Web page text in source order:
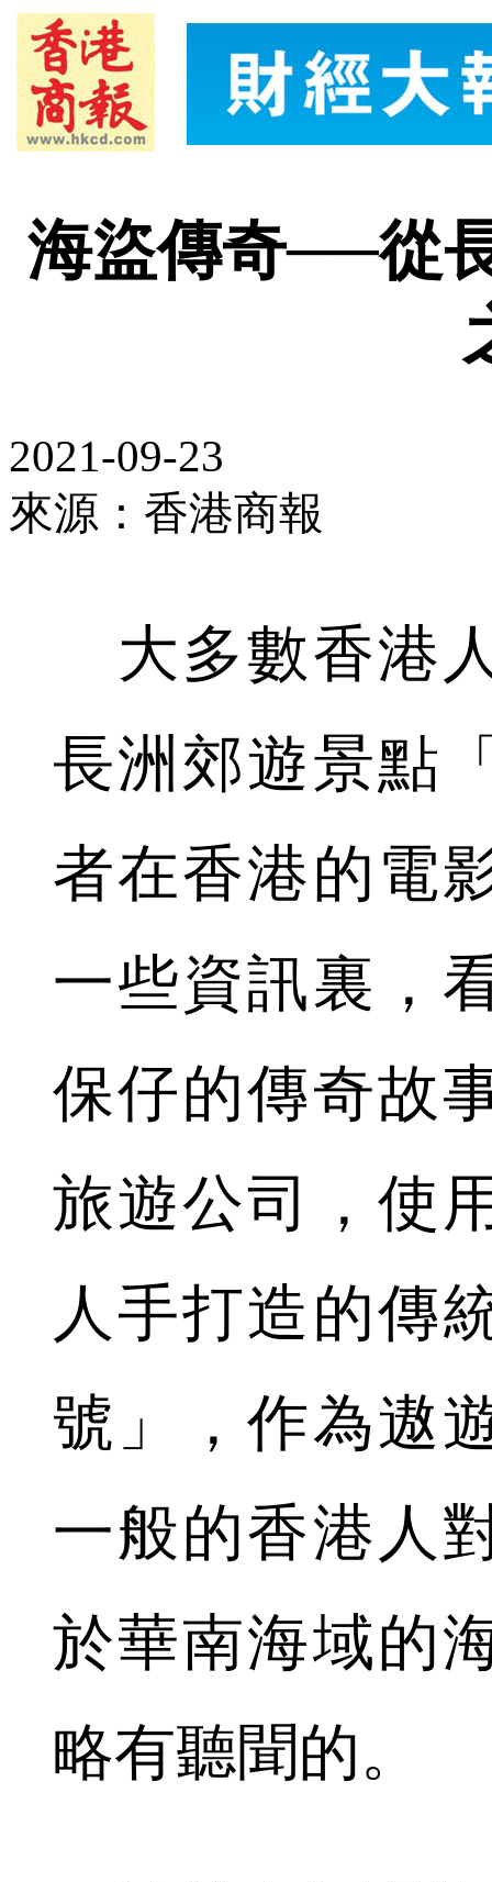
海盜傳奇──從
2021-09-23
來源：香港商報
大多數香港
長洲郊遊景點
者在香港的電
一些資訊裏，
保仔的傳奇故
旅遊公司，使
人手打造的傳
號」，作為遨
一般的香港人
於華南海域的
略有聽聞的。